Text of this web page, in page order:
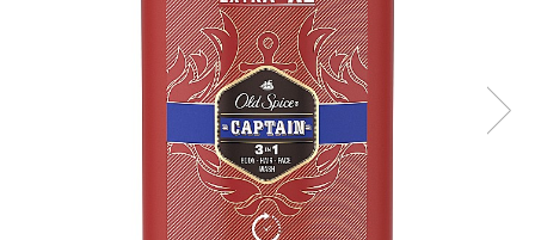
Masca & Gel de par
Servetele Umede & Uscate